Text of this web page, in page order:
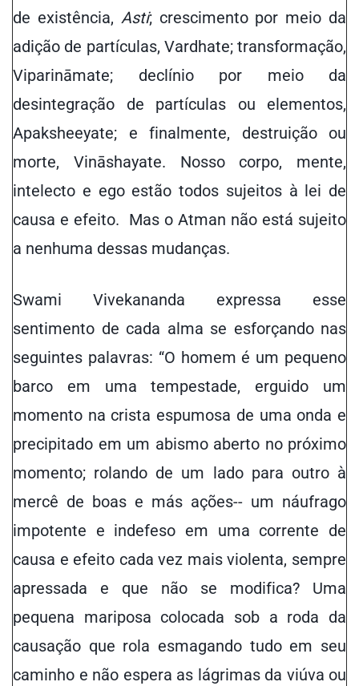
de existência, Asti; crescimento por meio da
adição de partículas, Vardhate; transformação,
Viparināmate; declínio por meio da
desintegração de partículas ou elementos,
Apaksheeyate; e finalmente, destruição ou
morte, Vināshayate. Nosso corpo, mente,
intelecto e ego estão todos sujeitos à lei de
causa e efeito. Mas o Atman não está sujeito
a nenhuma dessas mudanças.
Swami Vivekananda expressa esse
sentimento de cada alma se esforçandonas
seguintes palavras: “O homem é um pequeno
barco em uma tempestade, erguido um
momento na crista espumosa de uma onda e
precipitado em um abismo aberto no próximo
momento; rolando de um lado para outro à
mercê de boas e más ações-- um náufrago
impotente e indefeso em uma corrente de
causa e efeito cada vez mais violenta, sempre
apressada e que não se modifica? Uma
pequena mariposa colocada sob a roda da
causação que rola esmagando tudo em seu
caminho e não espera as lágrimas da viúva ou